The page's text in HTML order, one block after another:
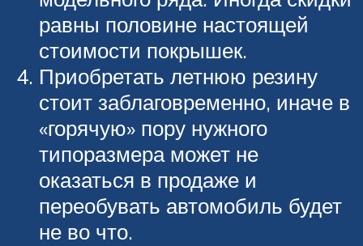
равны половине настоящей
стоимости покрышек.
Приобретать летнюю резину
стоит заблаговременно, иначе в
«горячую» пору нужного
типоразмера может не
оказаться в продаже и
переобувать автомобиль будет
не во что.